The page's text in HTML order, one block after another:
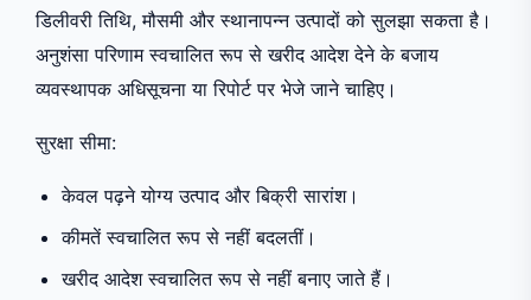
डिलीवरी तिथि, मौसमी और स्थानापन्न उत्पादों को सुलझा सकता है।
अनुशंसा परिणाम स्वचालित रूप से खरीद आदेश देने के बजाय
व्यवस्थापक अधिसूचना या रिपोर्ट पर भेजे जाने चाहिए।
सुरक्षा सीमा:
केवल पढ़ने योग्य उत्पाद और बिक्री सारांश।
कीमतें स्वचालित रूप से नहीं बदलतीं।
खरीद आदेश स्वचालित रूप से नहीं बनाए जाते हैं।